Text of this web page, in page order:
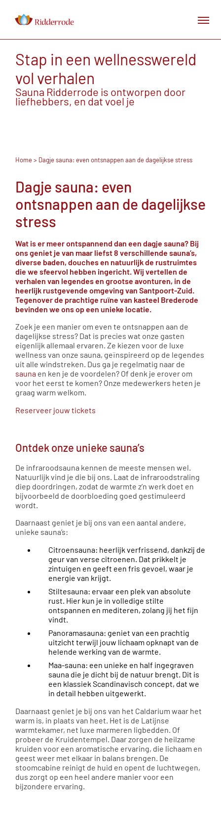
Stap in een wellnesswereld
vol verhalen
Sauna Ridderrode is ontworpen door
liefhebbers, en dat voel je
Home> Dagje sauna: even ontsnappen aan de dagelijkse stress
Dagje sauna: even
ontsnappen aan de dagelijkse
stress
Wat is er meer ontspannend dan een dagje sauna? Bij
ons geniet je van maar liefst 8 verschillende sauna’s,
diverse baden, douches en natuurlijk de rustruimtes
die we sfeervol hebben ingericht. Wij vertellen de
verhalen van legendes en grootse avonturen, in de
heerlijk rustgevende omgeving van Santpoort-Zuid.
Tegenover de prachtige ruïne van kasteel Brederode
bevinden we ons op een unieke locatie.
Zoek je een manier om even te ontsnappen aan de
dagelijkse stress? Dat is precies wat onze gasten
eigenlijk allemaal ervaren. Ze kiezen voor de luxe
wellness van onze sauna, geïnspireerd op de legendes
uit alle windstreken. Dus ga je regelmatig naar de
sauna en ken je de voordelen? Of denk je erover om
voor het eerst te komen? Onze medewerkers heten je
graag warm welkom.
Reserveer jouw tickets
Ontdek onze unieke sauna’s
De infraroodsauna kennen de meeste mensen wel.
Natuurlijk vind je die bij ons. Laat de infraroodstraling
diep doordringen, zodat de warmte z’n werk doet en
bijvoorbeeld de doorbloeding goed gestimuleerd
wordt.
Daarnaast geniet je bij ons van een aantal andere,
unieke sauna’s:
Citroensauna: heerlijk verfrissend, dankzij de
geur van verse citroenen. Dat prikkelt je
zintuigen en geeft een fris gevoel, waar je
energie van krijgt.
Stiltesauna: ervaar een plek van absolute
rust. Hier kun je in volledige stilte
ontspannen en mediteren, zolang jij het fijn
vindt.
Panoramasauna: geniet van een prachtig
uitzicht terwijl jouw lichaam opknapt van de
helende werking van de warmte.
Maa-sauna: een unieke en half ingegraven
sauna die je dicht bij de natuur brengt. Dit is
een klassiek Scandinavisch concept, dat we
in detail hebben uitgewerkt.
Daarnaast geniet je bij ons van het Caldarium waar het
warm is, in plaats van heet. Het is de Latijnse
warmtekamer, net luxe marmeren ligbedden. Of
probeer de Kruidentempel. Daar zorgen de heilzame
kruiden voor een aromatische ervaring, die lichaam en
geest weer met elkaar in balans brengen. De
stoomcabine reinigt de huid en opent de luchtwegen,
dus zorgt op een heel andere manier voor een
bijzondere ervaring.